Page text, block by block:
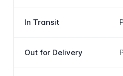
In Transit
Out for Delivery